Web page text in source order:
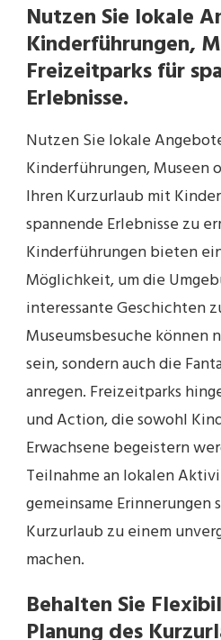
Nutzen Sie lokale
Kinderführungen,
Freizeitparks für
Erlebnisse.
Nutzen Sie lokale
Kinderführungen, Museen
Ihren Kurzurlaub mit
spannende Erlebnisse zu
Kinderführungen bieten
Möglichkeit, um die
interessante Geschichten
Museumsbesuche können
sein, sondern auch die
anregen. Freizeitparks
und Action, die sowohl
Erwachsene begeistern
Teilnahme an lokalen
gemeinsame Erinnerungen
Kurzurlaub zu einem
machen.
Behalten Sie
Planung des